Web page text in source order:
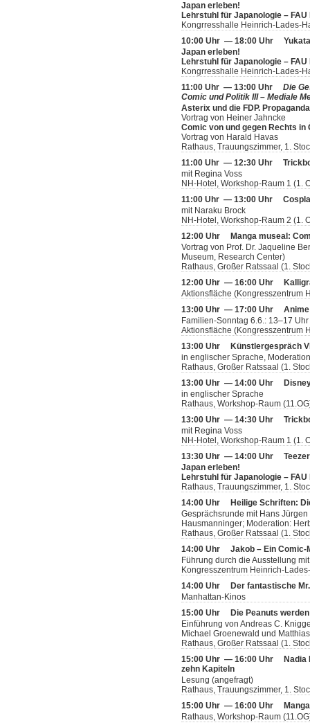
Japan erleben!
Lehrstuhl für Japanologie –
Kongrresshalle Heinrich-Lades-
10:00 Uhr — 18:00 Uhr
Japan erleben!
Lehrstuhl für Japanologie –
Kongrresshalle Heinrich-Lades-
11:00 Uhr — 13:00 Uhr Die
Comic und Politik III – Mediale
Asterix und die FDP.
Vortrag von Heiner Jahncke
Comic von und gegen Rechts in
Vortrag von Harald Havas
Rathaus, Trauungszimmer, 1.
11:00 Uhr — 12:30 Uhr
mit Regina Voss
NH-Hotel, Workshop-Raum 1 (1.
11:00 Uhr — 13:00 Uhr
mit Naraku Brock
NH-Hotel, Workshop-Raum 2 (1.
12:00 Uhr
Manga museal:
Vortrag von Prof. Dr. Jaqueline
Museum, Research Center)
Rathaus, Großer Ratssaal (1.
12:00 Uhr — 16:00 Uhr
Aktionsfläche (Kongresszentrum
13:00 Uhr — 17:00 Uhr
Familien-Sonntag 6.6.: 13–17
Aktionsfläche (Kongresszentrum
13:00 Uhr
Künstlergespräch
in englischer Sprache,
Rathaus, Großer Ratssaal (1.
13:00 Uhr — 14:00 Uhr
in englischer Sprache
Rathaus, Workshop-Raum
13:00 Uhr — 14:30 Uhr
mit Regina Voss
NH-Hotel, Workshop-Raum 1 (1.
13:30 Uhr — 14:00 Uhr
Japan erleben!
Lehrstuhl für Japanologie –
Rathaus, Trauungszimmer, 1.
14:00 Uhr
Heilige Schriften:
Gesprächsrunde mit Hans
Hausmanninger; Moderation:
Rathaus, Großer Ratssaal (1.
14:00 Uhr Jakob – Ein Comic-
Führung durch die Ausstellung
Kongresszentrum Heinrich-
14:00 Uhr
Der fantastische
Manhattan-Kinos
15:00 Uhr
Die Peanuts
Einführung von Andreas C.
Michael Groenewald und
Rathaus, Großer Ratssaal (1.
15:00 Uhr — 16:00 Uhr
Nadia
zehn Kapiteln
Lesung (angefragt)
Rathaus, Trauungszimmer, 1.
15:00 Uhr — 16:00 Uhr
Rathaus, Workshop-Raum